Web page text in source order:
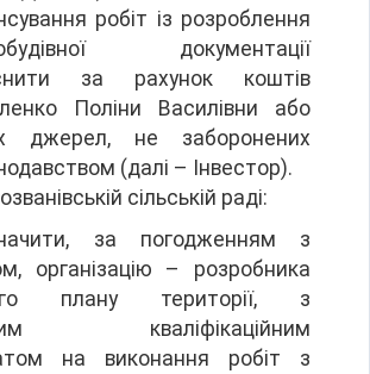
робіт із розроблення
документації
за рахунок коштів
Поліни Василівни або
джерел, не заборонених
(далі – Інвестор).
сільській раді:
за погодженням з
організацію – розробника
плану території, з
кваліфікаційним
на виконання робіт з